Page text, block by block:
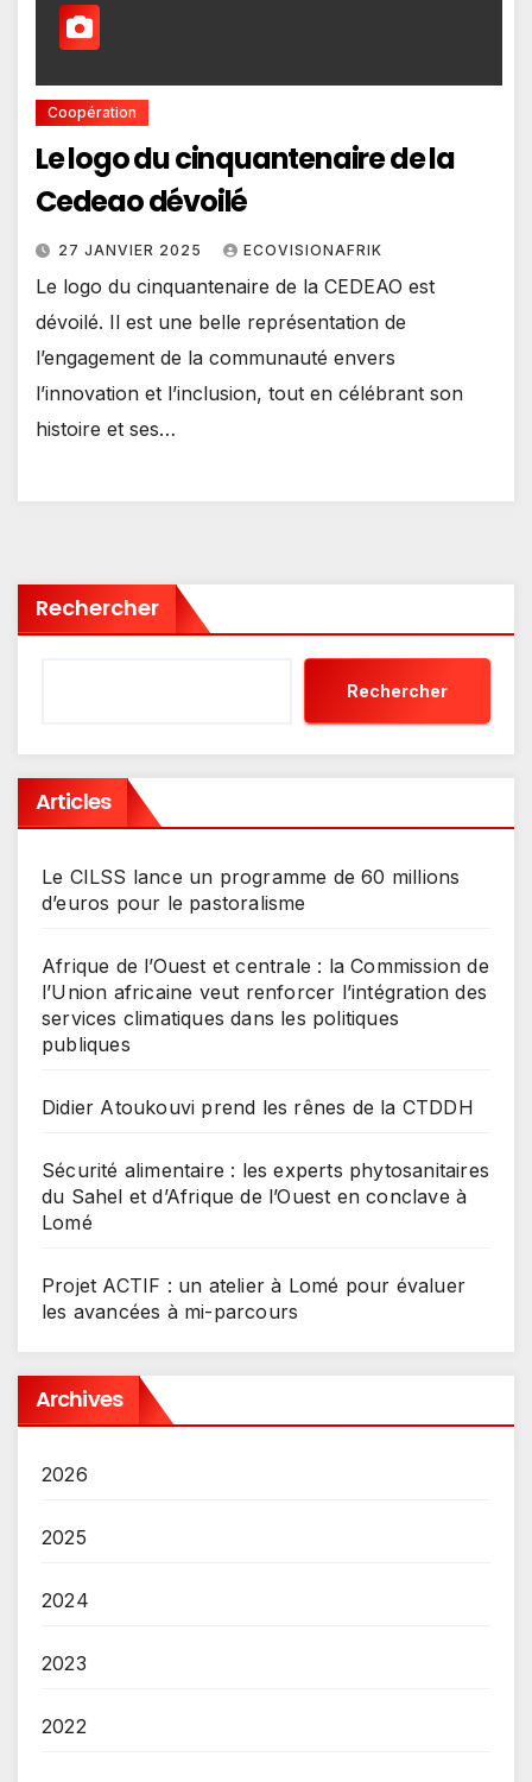
Coopération
Le logo du cinquantenaire de la
Cedeao dévoilé
27 JANVIER 2025 ECOVISIONAFRIK
Le logo du cinquantenaire de la CEDEAO est
dévoilé. Il est une belle représentation de
l’engagement de la communauté envers
l’innovation et l’inclusion, tout en célébrant son
histoire et ses…
Rechercher
Rechercher
Articles
Le CILSS lance un programme de 60 millions
d’euros pour le pastoralisme
Afrique de l’Ouest et centrale : la Commission de
l’Union africaine veut renforcer l’intégration des
services climatiques dans les politiques
publiques
Didier Atoukouvi prend les rênes de la CTDDH
Sécurité alimentaire : les experts phytosanitaires
du Sahel et d’Afrique de l’Ouest en conclave à
Lomé
Projet ACTIF : un atelier à Lomé pour évaluer
les avancées à mi-parcours
Archives
2026
2025
2024
2023
2022